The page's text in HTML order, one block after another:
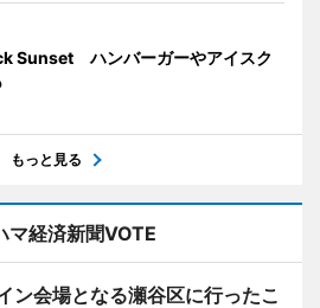
Sunset ハンバーガーやアイスク
もっと見る
マ経済新聞VOTE
ン会場となる瀬谷区に行ったこ